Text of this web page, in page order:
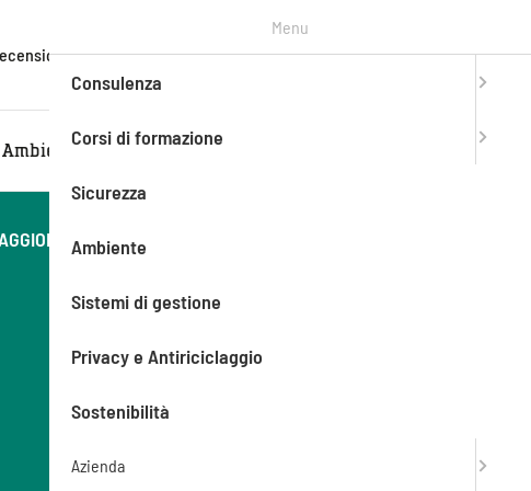
Contatti Entra inmySAEF
Ambiente Sistemi di gestione
6 h
Menu
Consulenza
Corsi di formazione
Sicurezza
Ambiente
Sistemi di gestione
Privacy e Antiriciclaggio
Sostenibilità
Azienda